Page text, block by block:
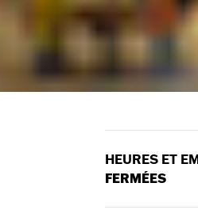
HEURES ET
FERMÉES
Situé au 1425,